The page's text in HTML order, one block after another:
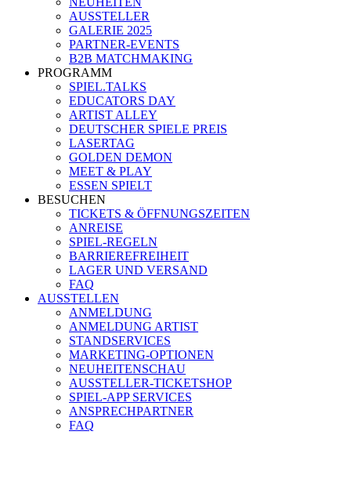
AUSSTELLER
GALERIE 2025
PARTNER-EVENTS
B2B MATCHMAKING
PROGRAMM
SPIEL.TALKS
EDUCATORS DAY
ARTIST ALLEY
DEUTSCHER SPIELE PREIS
LASERTAG
GOLDEN DEMON
MEET & PLAY
ESSEN SPIELT
BESUCHEN
TICKETS & ÖFFNUNGSZEITEN
ANREISE
SPIEL-REGELN
BARRIEREFREIHEIT
LAGER UND VERSAND
FAQ
AUSSTELLEN
ANMELDUNG
ANMELDUNG ARTIST
STANDSERVICES
MARKETING-OPTIONEN
NEUHEITENSCHAU
AUSSTELLER-TICKETSHOP
SPIEL-APP SERVICES
ANSPRECHPARTNER
FAQ